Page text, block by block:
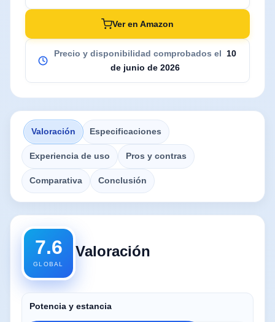
Ver en Amazon
Precio y disponibilidad comprobados el
10
de junio de 2026
Valoración Especificaciones
Experiencia de uso Pros y contras
Comparativa Conclusión
7.6
GLOBAL
Valoración
Potencia y estancia